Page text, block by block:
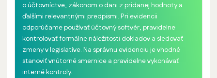
o účtovníctve, zákonom o dani z pridanej hodnoty a
ďalšími relevantnými predpismi. Pri evidencii
odporúčame používať účtovný softvér, pravidelne
kontrolovať formálne náležitosti dokladov a sledovať
zmeny v legislatíve. Na správnu evidenciu je vhodné
stanoviť vnútorné smernice a pravidelne vykonávať
interné kontroly.